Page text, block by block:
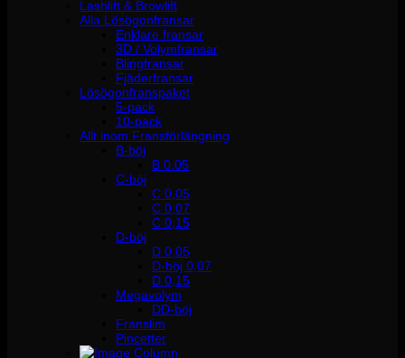
Lashlift & Browlift
Alla Lösögonfransar
Enklare fransar
3D / Volymfransar
Blingfransar
Fjäderfransar
Lösögonfranspaket
5-pack
10-pack
Allt inom Fransförlängning
B-böj
B 0.05
C-böj
C 0,05
C 0,07
C 0,15
D-böj
D 0,05
D-böj 0,07
D 0,15
Megavolym
DD-böj
Franslim
Pincetter